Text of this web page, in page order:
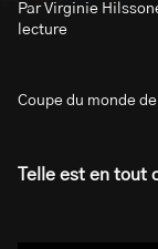
Par Virginie
lecture
Coupe du monde
Telle est en tout
S’abonner